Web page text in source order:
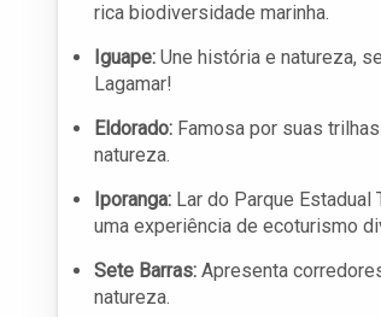
rica biodiversidade marinha.
Iguape: Une história e natureza,
Lagamar!
Eldorado: Famosa por suas
natureza.
Iporanga: Lar do Parque
uma experiência de ecoturismo
Sete Barras: Apresenta
natureza.